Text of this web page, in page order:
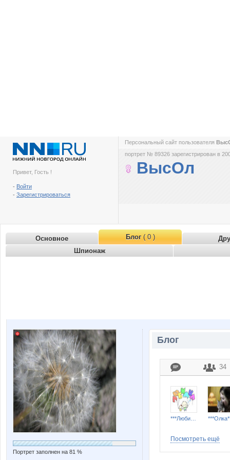
Привет, Гость !
- Войти
- Зарегистрироваться
Персональный сайт пользователя
портрет № 89326 зарегистрирован в
ВысОл
Основное Блог( 0 )
Шпионаж
Портрет заполнен на 81 %
Блог
34
Посмотреть ещё